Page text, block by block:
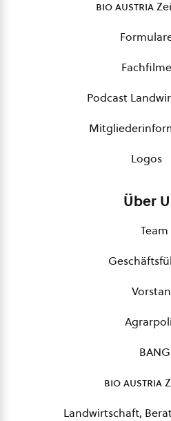
bio austria
Fachfilme
Podcast
Logos
Über
Team
BANG
bio austria
Landwirtschaft,